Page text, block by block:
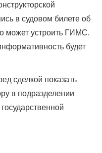
в судовом билете об
может устроить ГИМС.
будет
сделкой показать
в подразделении